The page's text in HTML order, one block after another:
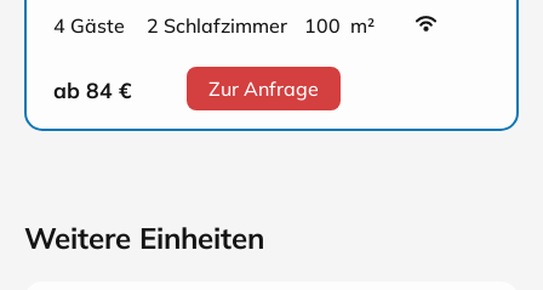
4 Gäste
2 Schlafzimmer 100 m²
ab 84 € Zur Anfrage
Weitere Einheiten